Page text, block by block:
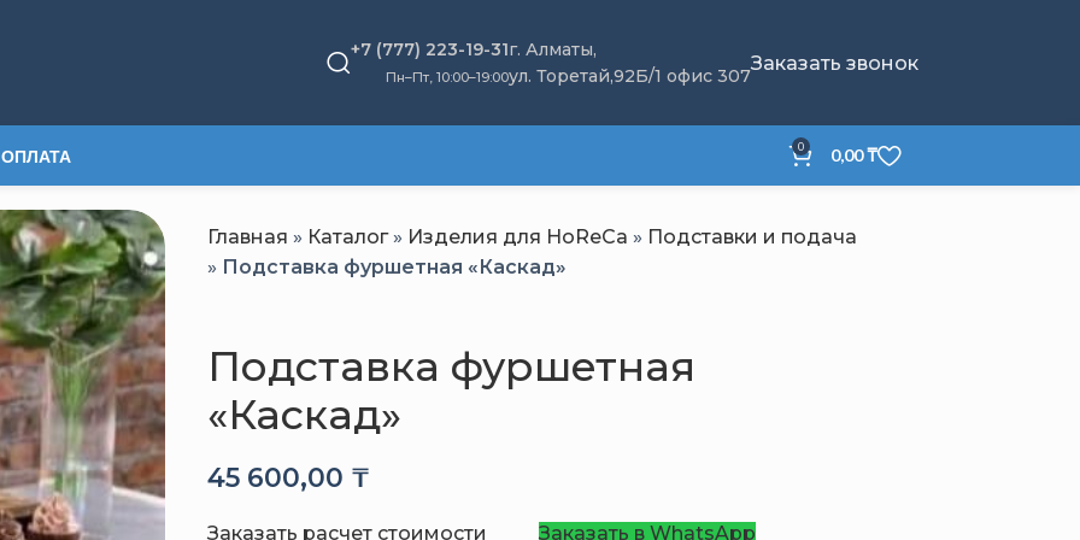
+7 (777) 223-19-31
Пн–Пт, 10:00–19:00
г. Алматы,
ул. Торетай,92Б/1 офис 307
Заказать звонок
0 0,00₸
Главная » Каталог» Изделия для HoReCa » Подставки и подача
» Подставка фуршетная «Каскад»
Подставка фуршетная
«Каскад»
45 600,00 ₸
Заказать расчет стоимости Заказать в WhatsApp